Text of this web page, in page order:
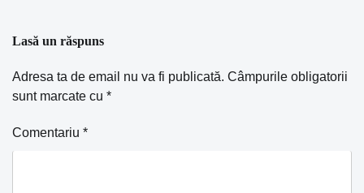
Lasă un răspuns
Adresa ta de email nu va fi publicată. Câmpurile obligatorii
sunt marcate cu *
Comentariu *